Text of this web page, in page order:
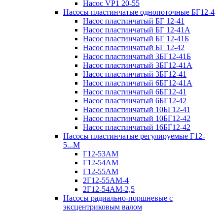
Насос VP1 20-55
Насосы пластинчатые однопоточные БГ12-4
Насос пластинчатый БГ 12-41
Насос пластинчатый БГ 12-41А
Насос пластинчатый БГ 12-41Б
Насос пластинчатый БГ 12-42
Насос пластинчатый 3БГ12-41Б
Насос пластинчатый 3БГ12-41А
Насос пластинчатый 3БГ12-41
Насос пластинчатый 6БГ12-41А
Насос пластинчатый 6БГ12-41
Насос пластинчатый 6БГ12-42
Насос пластинчатый 10БГ12-41
Насос пластинчатый 10БГ12-42
Насос пластинчатый 16БГ12-42
Насосы пластинчатые регулируемые Г12-
5...М
Г12-53АМ
Г12-54АМ
Г12-55АМ
2Г12-55АМ-4
2Г12-54АМ-2,5
Насосы радиально-поршневые с
эксцентриковым валом